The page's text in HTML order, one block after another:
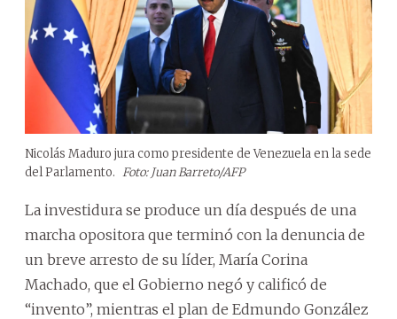
Nicolás Maduro jura como presidente de Venezuela en la sede
del Parlamento. Foto: Juan Barreto/AFP
La investidura se produce un día después de una
marcha opositora que terminó con la denuncia de
un breve arresto de su líder, María Corina
Machado, que el Gobierno negó y calificó de
“invento”, mientras el plan de Edmundo González